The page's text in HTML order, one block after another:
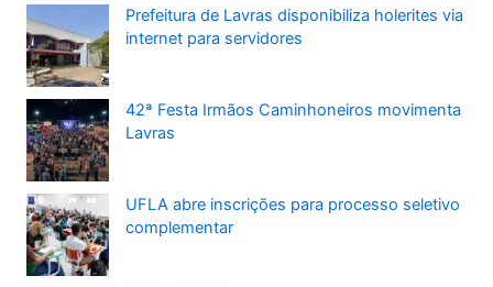
Prefeitura de Lavras disponibiliza holerites via
internet para servidores
42ª Festa Irmãos Caminhoneiros movimenta
Lavras
UFLA abre inscrições para processo seletivo
complementar